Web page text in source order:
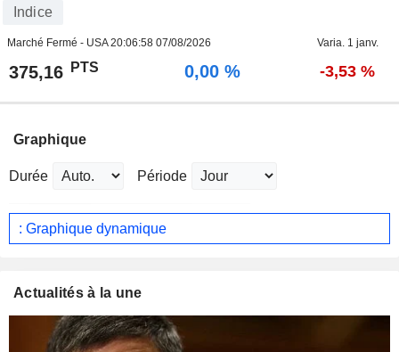
Indice
Marché Fermé - USA20:06:58 07/08/2026 Varia. 1 janv.
375,16 PTS 0,00 % -3,53 %
Graphique
Durée Période
: Graphique dynamique
Actualités à la une